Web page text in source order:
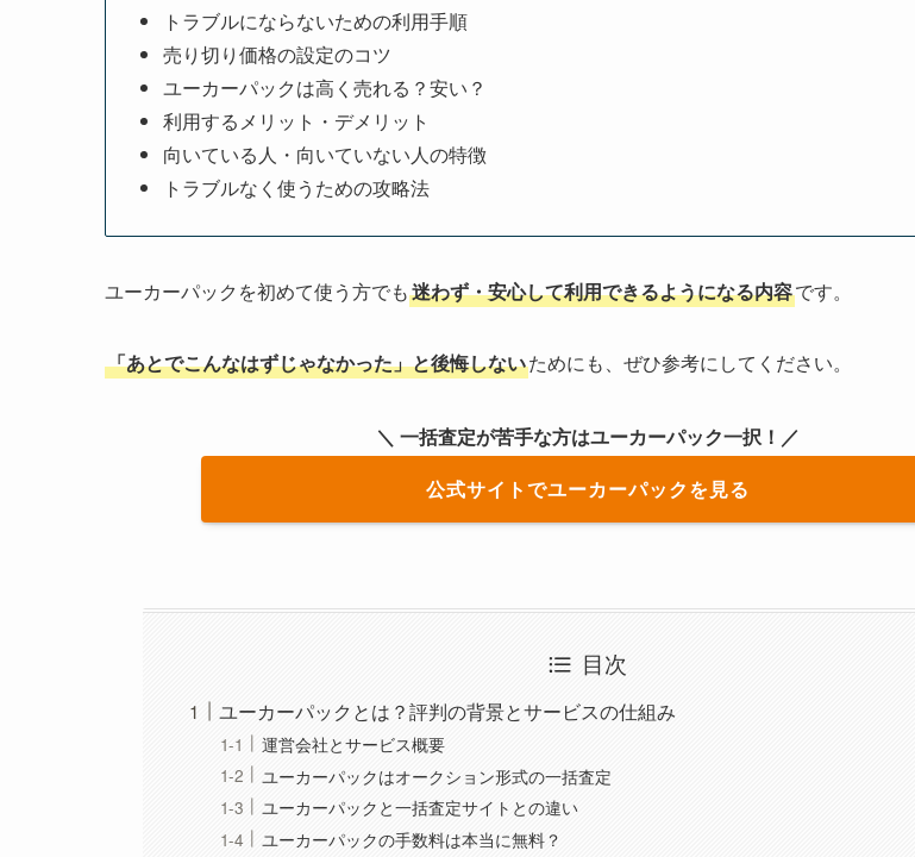
トラブルにならないための利用手順
売り切り価格の設定のコツ
ユーカーパックは高く売れる？安い？
利用するメリット・デメリット
向いている人・向いていない人の特徴
トラブルなく使うための攻略法
ユーカーパックを初めて使う方でも迷わず・安心して利用できるようになる内容です。
「あとでこんなはずじゃなかった」と後悔しないためにも、ぜひ参考にしてください。
＼ 一括査定が苦手な方はユーカーパック一択！／
公式サイトでユーカーパックを見る
目次
ユーカーパックとは？評判の背景とサービスの仕組み
運営会社とサービス概要
ユーカーパックはオークション形式の一括査定
ユーカーパックと一括査定サイトとの違い
ユーカーパックの手数料は本当に無料？